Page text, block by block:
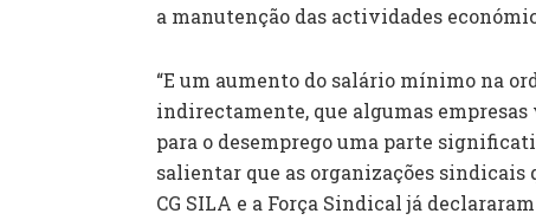
a manutenção das actividades
“E um aumento do salário mínimo na
indirectamente, que algumas empresas
para o desemprego uma parte
salientar que as organizações sindicais
CG SILA e a Força Sindical já